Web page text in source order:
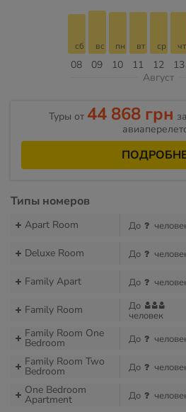
08
сб
09
вс
10
пн
11
вт
12
ср
13
чт
Август
Туры от 44 868 грн
Типы номеров
Apart Room До
Deluxe Room До
Family Apart До
Family Room До
человек
Family Room One
Bedroom До
Family Room Two
Bedroom До
One Bedroom
Apartment До